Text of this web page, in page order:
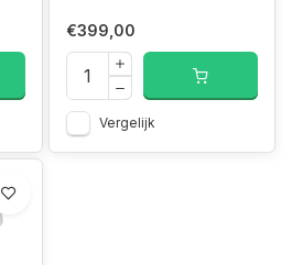
€399,00
Vergelijk